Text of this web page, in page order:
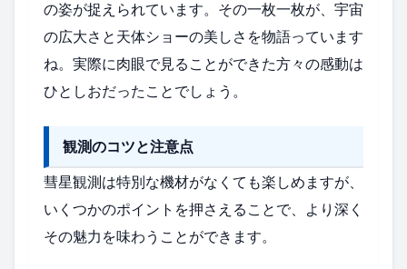
の姿が捉えられています。その一枚一枚が、宇宙
の広大さと天体ショーの美しさを物語っています
ね。実際に肉眼で見ることができた方々の感動は
ひとしおだったことでしょう。
観測のコツと注意点
彗星観測は特別な機材がなくても楽しめますが、
いくつかのポイントを押さえることで、より深く
その魅力を味わうことができます。